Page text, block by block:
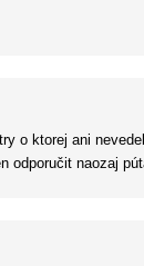
o ktorej ani
odporučit naozaj